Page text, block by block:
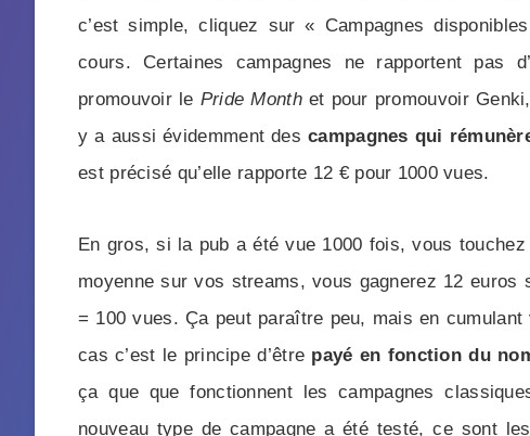
c’est simple, cliquez sur « Campagnes
cours. Certaines campagnes ne rapportent pas
promouvoir le Pride Monthet pour promouvoir
y a aussi évidemment descampagnes qui
est précisé qu’elle rapporte 12 € pour 1000 vues.
En gros, si la pub a été vue 1000 fois, vous
moyenne sur vos streams, vous gagnerez 12
= 100 vues. Ça peut paraître peu, mais en
cas c’est le principe d’être payé en fonction du
ça que que fonctionnent les campagnes
nouveau type de campagne a été testé, ce sont